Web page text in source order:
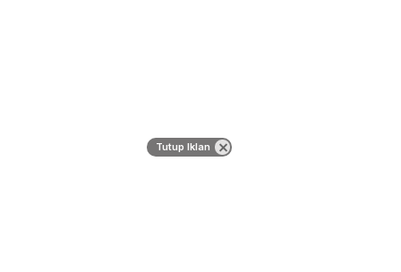
Tutup Iklan